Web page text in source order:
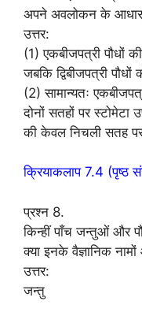
अपने अवलोकन के
उत्तर:
(1) एकबीजपत्री पौधों की
जबकि द्विबीजपत्री पौधों
(2) सामान्यतः
दोनों सतहों पर स्टोमेटा
की केवल निचली सतह
क्रियाकलाप 7.4 (पृष्ठ
प्रश्न 8.
किन्हीं पाँच जन्तुओं और
क्या इनके वैज्ञानिक
उत्तर:
जन्तु